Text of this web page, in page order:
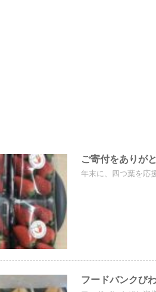
ご寄付をありが
年末に、四つ葉を応
フードバンクび